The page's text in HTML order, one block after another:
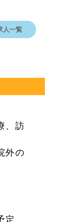
人一覧
、訪
外の
定